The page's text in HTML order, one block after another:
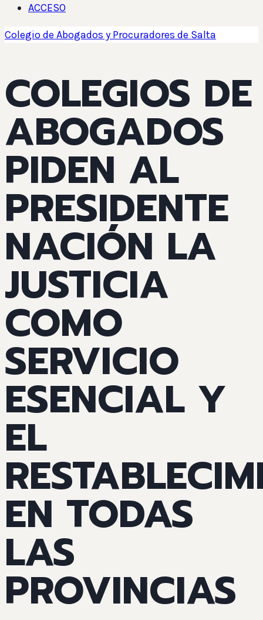
ACCESO
Colegio de Abogados y Procuradores de Salta
COLEGIOS DE
ABOGADOS
PIDEN AL
PRESIDENTE
NACIÓN LA
JUSTICIA
COMO
SERVICIO
ESENCIAL Y
EL
EN TODAS
LAS
PROVINCIAS